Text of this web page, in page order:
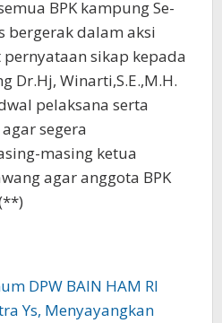
BPK kampung Se-
bergerak dalam aksi
sikap kepada
Dr.Hj, Winarti,S.E.,M.H.
pelaksana serta
segera
masing ketua
agar anggota BPK
DPW BAIN HAM RI
Ys, Menyayangkan